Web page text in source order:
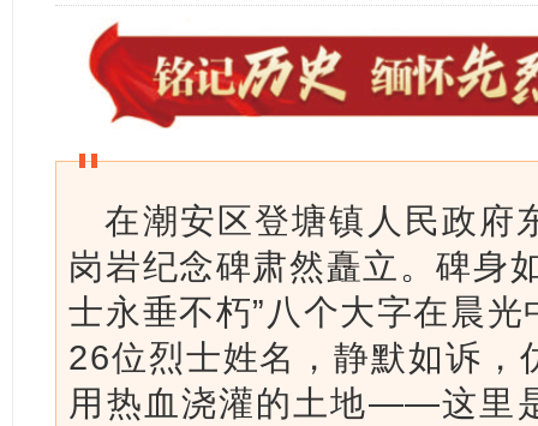
在潮安区登塘镇人民政府
岗岩纪念碑肃然矗立。碑身
士永垂不朽”八个大字在晨
26位烈士姓名，静默如诉，
用热血浇灌的土地——这里